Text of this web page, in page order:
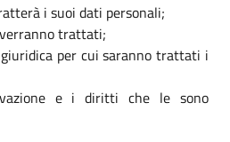
i suoi dati personali;
trattati;
per cui saranno trattati i
e i diritti che le sono